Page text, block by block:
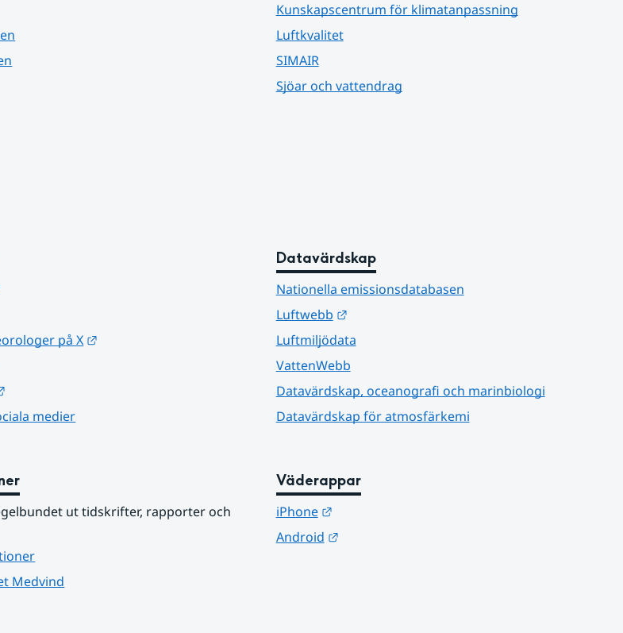
Kunskapscentrum för klimatanpassning
Luftkvalitet
SIMAIR
Sjöar och vattendrag
på X
medier
Datavärdskap
Nationella emissionsdatabasen
Luftwebb
Länk till annan webbplats.
Luftmiljödata
VattenWebb
Datavärdskap, oceanografi och marinbiologi
Datavärdskap för atmosfärkemi
ut tidskrifter, rapporter och
Medvind
Väderappar
iPhone
Länk till annan webbplats.
Android
Länk till annan webbplats.